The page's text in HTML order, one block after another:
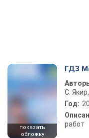
показать
обложку
ГДЗ
С.
Год:
работ